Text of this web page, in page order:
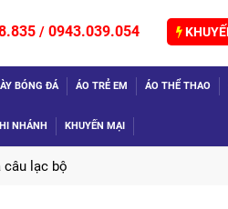
/ 0943.039.054
BÓNG ĐÁ ÁO TRẺ EM ÁO THỂ THAO
NHÁNH KHUYẾN MẠI
câu lạc bộ